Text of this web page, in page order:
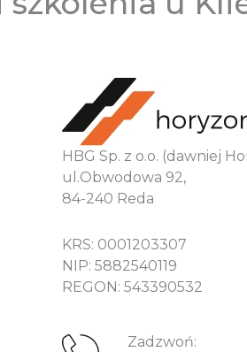
HBG Sp. z o.o. (dawniej
ul.Obwodowa 92,
84-240 Reda
KRS: 0001203307
NIP: 5882540119
REGON: 543390532
Zadzwoń: